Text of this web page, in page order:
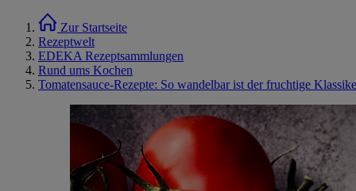
Zur Startseite
Rezeptwelt
EDEKA Rezeptsammlungen
Rund ums Kochen
Tomatensauce-Rezepte: So wandelbar ist der fruchtige